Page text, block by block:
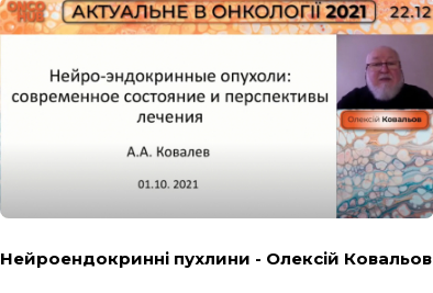
Нейроендокринні пухлини - Олексій Ковальов